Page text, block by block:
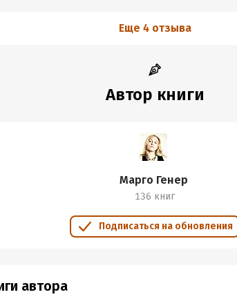
Еще 4 отзыва
Автор книги
Марго Генер
136 книг
Подписаться на обновления
автора